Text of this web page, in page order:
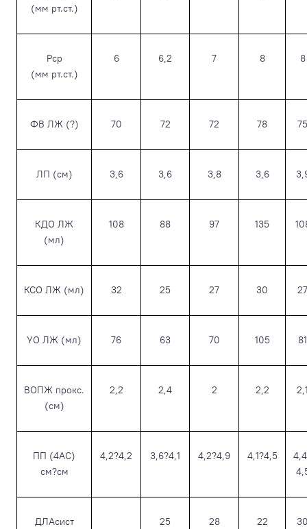
(мм рт.ст.)
Pср
(мм рт.ст.)
6 6,2 7 8 8
ФВ ЛЖ (?) 70 72 72 78 75
ЛП (см) 3,6 3,6 3,8 3,6
КДО ЛЖ
(мл)
108 88 97 135
КСО ЛЖ (мл) 32 25 27 30 27
УО ЛЖ (мл) 76 63 70 105 81
ВОПЖ прокс.
(см)
2,2 2,4 2 2,2
ПП (4АС)
см?см
4,2?4,2 3,6?4,1 4,2?4,9 4,1?4,5
ДЛАсист
25 28 22